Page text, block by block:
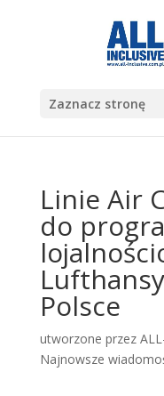
Zaznacz stronę
Linie Air
do
Polsce
utworzone przez
Najnowsze